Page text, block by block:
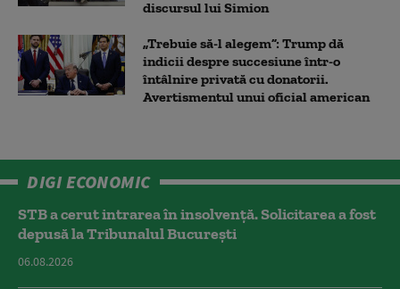
discursul lui Simion
„Trebuie să-l alegem”: Trump dă
indicii despre succesiune într-o
întâlnire privată cu donatorii.
Avertismentul unui oficial american
DIGI ECONOMIC
STB a cerut intrarea în insolvență. Solicitarea a fost
depusă la Tribunalul București
06.08.2026